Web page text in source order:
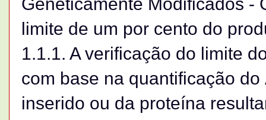
limite de um por cento do
1.1.1. A verificação do limite
com base na quantificação
inserido ou da proteína